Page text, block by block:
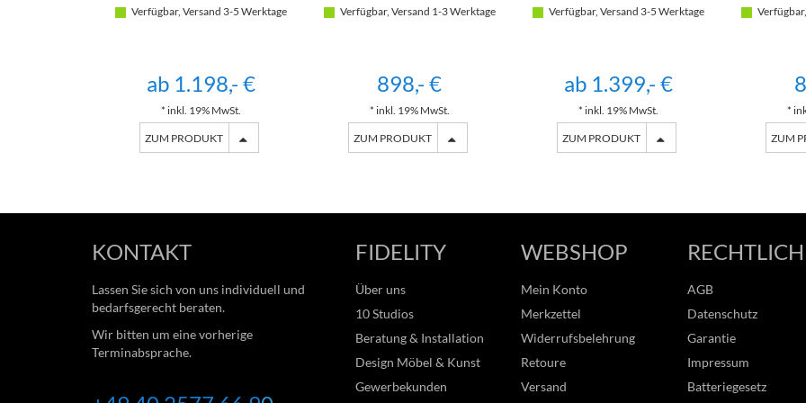
Verfügbar, Versand 3-5 Werktage
ab 1.198,- €
* inkl. 19% MwSt.
ZUM PRODUKT
Verfügbar, Versand 1-3 Werktage
898,- €
* inkl. 19% MwSt.
ZUM PRODUKT
Verfügbar, Versand 3-5 Werktage
ab 1.399,- €
* inkl. 19% MwSt.
ZUM PRODUKT
*
ZUM
KONTAKT
Lassen Sie sich von uns individuell und
bedarfsgerecht beraten.
Wir bitten um eine vorherige
Terminabsprache.
FIDELITY
Über uns
10 Studios
Beratung & Installation
Design Möbel & Kunst
Gewerbekunden
WEBSHOP
Mein Konto
Merkzettel
Widerrufsbelehrung
Retoure
Versand
AGB
Datenschutz
Garantie
Impressum
Batteriegesetz